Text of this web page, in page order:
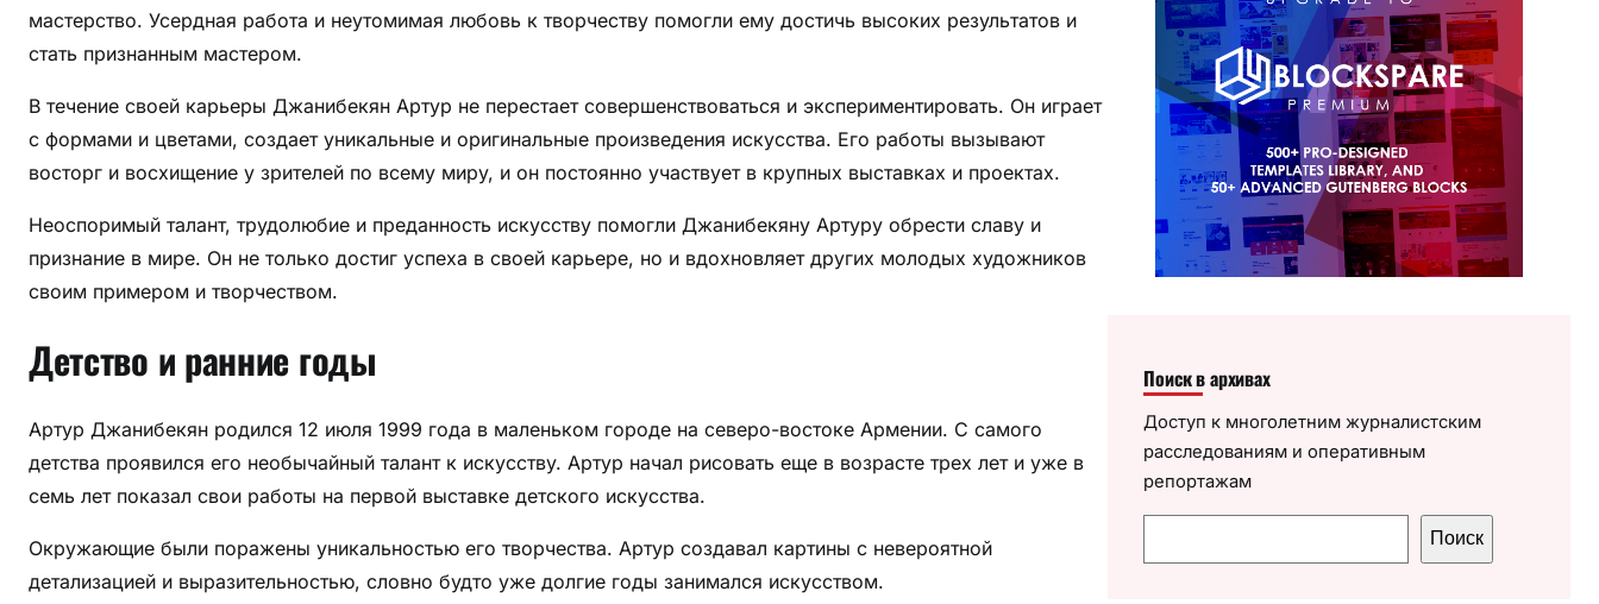
мастерство. Усердная работа и неутомимая любовь к творчеству помогли ему достичь высоких результатов и
стать признанным мастером.
В течение своей карьеры Джанибекян Артур не перестает совершенствоваться и экспериментировать. Он играет
с формами и цветами, создает уникальные и оригинальные произведения искусства. Его работы вызывают
восторг и восхищение у зрителей по всему миру, и он постоянно участвует в крупных выставках и проектах.
Неоспоримый талант, трудолюбие и преданность искусству помогли Джанибекяну Артуру обрести славу и
признание в мире. Он не только достиг успеха в своей карьере, но и вдохновляет других молодых художников
своим примером и творчеством.
Детство и ранние годы
Артур Джанибекян родился 12 июля 1999 года в маленьком городе на северо-востоке Армении. С самого
детства проявился его необычайный талант к искусству. Артур начал рисовать еще в возрасте трех лет и уже в
семь лет показал свои работы на первой выставке детского искусства.
Окружающие были поражены уникальностью его творчества. Артур создавал картины с невероятной
детализацией и выразительностью, словно будто уже долгие годы занимался искусством.
Поиск в архивах
Доступ к многолетним журналистским
расследованиям и оперативным
репортажам
о
Поиск